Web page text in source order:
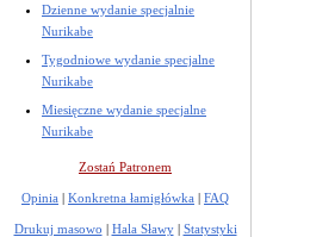
Dzienne wydanie specjalnie
Nurikabe
Tygodniowe wydanie specjalne
Nurikabe
Miesięczne wydanie specjalne
Nurikabe
Zostań Patronem
Opinia | Konkretna łamigłówka | FAQ
Drukuj masowo | Hala Sławy| Statystyki